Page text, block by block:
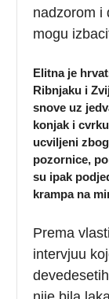
nadzorom i
mogu
Elitna je
Ribnjaku i
snove uz
konjak i
ucviljeni
pozornice,
su ipak
krampa na
Prema
intervjuu